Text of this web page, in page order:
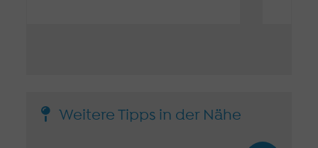
Weitere Tipps in der Nähe